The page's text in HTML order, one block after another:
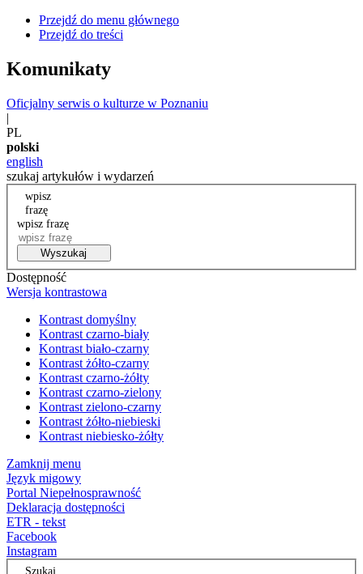
Przejdź do menu głównego
Przejdź do treści
Komunikaty
Oficjalny serwis o kulturze w Poznaniu
|
PL
polski
english
szukaj artykułów i wydarzeń
wpisz
frazę
wpisz frazę
Wyszukaj
Dostępność
Wersja kontrastowa
Kontrast domyślny
Kontrast czarno-biały
Kontrast biało-czarny
Kontrast żółto-czarny
Kontrast czarno-żółty
Kontrast czarno-zielony
Kontrast zielono-czarny
Kontrast żółto-niebieski
Kontrast niebiesko-żółty
Zamknij menu
Język migowy
Portal Niepełnosprawność
Deklaracja dostępności
ETR - tekst
Facebook
Instagram
Szukaj